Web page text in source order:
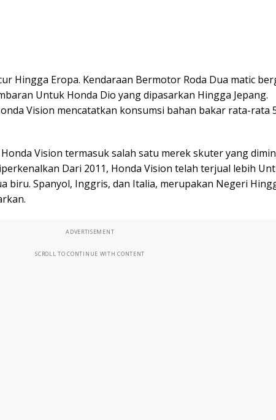
Hingga Eropa. Kendaraan Bermotor Roda Dua matic
Untuk Honda Dio yang dipasarkan Hingga Jepang.
Vision mencatatkan konsumsi bahan bakar rata-rata
Honda Vision termasuk salah satu merek skuter yang
Dari 2011, Honda Vision telah terjual lebih
biru. Spanyol, Inggris, dan Italia, merupakan Negeri
ADVERTISEMENT
SCROLL TO CONTINUE WITH CONTENT